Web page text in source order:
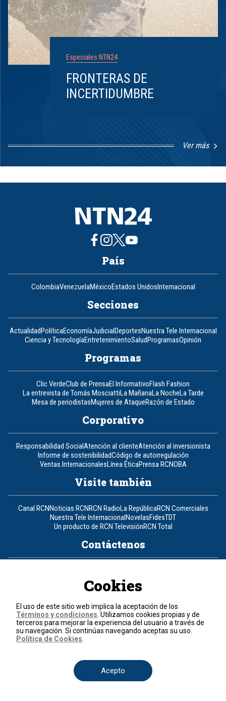
Especiales NTN24
FRONTERAS DE
INCERTIDUMBRE
Ver más
1
8
País
ColombiaVenezuelaMéxicoEstados UnidosInternacional
Secciones
ActualidadPolíticaEconomíaJudicialDeportesNuestra Tele Internacional
Ciencia y TecnologíaEntretenimientoSaludProgramasOpinión
Programas
Clic VerdeClub de PrensaEl InformativoFlash Fashion
La entrevista de Tomás MosciattiLa MañanaLa NocheLa Tarde
Mesa de periodistasMujeres de AtaqueRazón de Estado
Corporativo
Responsabilidad SocialAtención al clienteAtención al inversionista
Informe de sostenibilidadCódigo de autorregulación
Ventas InternacionalesLínea ÉticaPrensa RCNOBA
Visite también
Canal RCNNoticias RCNRCN RadioLa RepúblicaRCN Comerciales
Nuestra Tele InternacionalNovelasFidesTDT
Un producto de RCN TelevisiónRCN Total
Contáctenos
Política de cookies
Términos y condiciones
© 2026, RCN Medios.
Todos los derechos reservados.
Cookies
El uso de este sitio web implica la aceptación de los
Términos y condiciones . Utilizamos cookies propias y de
terceros para mejorar la experiencia del usuario a través de
su navegación. Si continúas navegando aceptas su uso.
Política de Cookies
Acepto